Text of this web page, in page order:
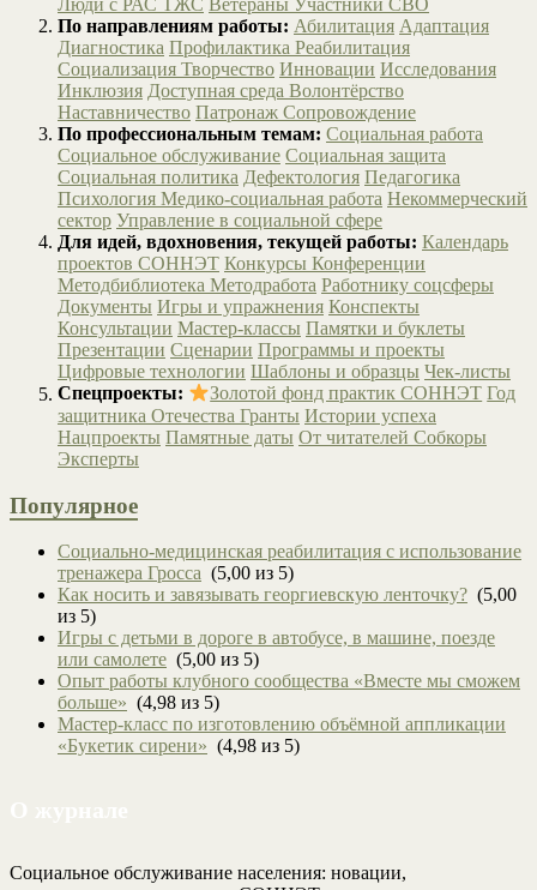
Люди с РАС ТЖС Ветераны Участники СВО
По направлениям работы: Абилитация Адаптация
Диагностика Профилактика Реабилитация
Социализация Творчество Инновации Исследования
Инклюзия Доступная среда Волонтёрство
Наставничество Патронаж Сопровождение
По профессиональным темам: Социальная работа
Социальное обслуживание Социальная защита
Социальная политика Дефектология Педагогика
Психология Медико-социальная работа Некоммерческий
сектор Управление в социальной сфере
Для идей, вдохновения, текущей работы: Календарь
проектов СОННЭТ Конкурсы Конференции
Методбиблиотека Методработа Работнику соцсферы
Документы Игры и упражнения Конспекты
Консультации Мастер-классы Памятки и буклеты
Презентации Сценарии Программы и проекты
Цифровые технологии Шаблоны и образцы Чек-листы
Спецпроекты:
Золотой фонд практик СОННЭТ Год
защитника Отечества Гранты Истории успеха
Нацпроекты Памятные даты От читателей Собкоры
Эксперты
Популярное
Социально-медицинская реабилитация с использование
тренажера Гросса (5,00 из 5)
Как носить и завязывать георгиевскую ленточку? (5,00
из 5)
Игры с детьми в дороге в автобусе, в машине, поезде
или самолете (5,00 из 5)
Опыт работы клубного сообщества «Вместе мы сможем
больше» (4,98 из 5)
Мастер-класс по изготовлению объёмной аппликации
«Букетик сирени» (4,98 из 5)
Социальное обслуживание населения: новации,